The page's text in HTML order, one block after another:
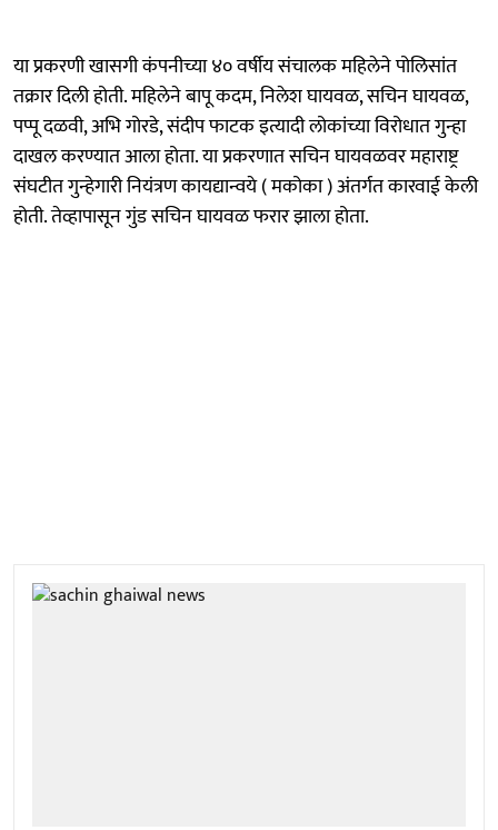
या प्रकरणी खासगी कंपनीच्या ४० वर्षीय संचालक महिलेने पोलिसांत
तक्रार दिली होती. महिलेने बापू कदम, निलेश घायवळ, सचिन घायवळ,
पप्पू दळवी, अभि गोरडे, संदीप फाटक इत्यादी लोकांच्या विरोधात गुन्हा
दाखल करण्यात आला होता. या प्रकरणात सचिन घायवळवर महाराष्ट्र
संघटीत गुन्हेगारी नियंत्रण कायद्यान्वये ( मकोका ) अंतर्गत कारवाई केली
होती. तेव्हापासून गुंड सचिन घायवळ फरार झाला होता.